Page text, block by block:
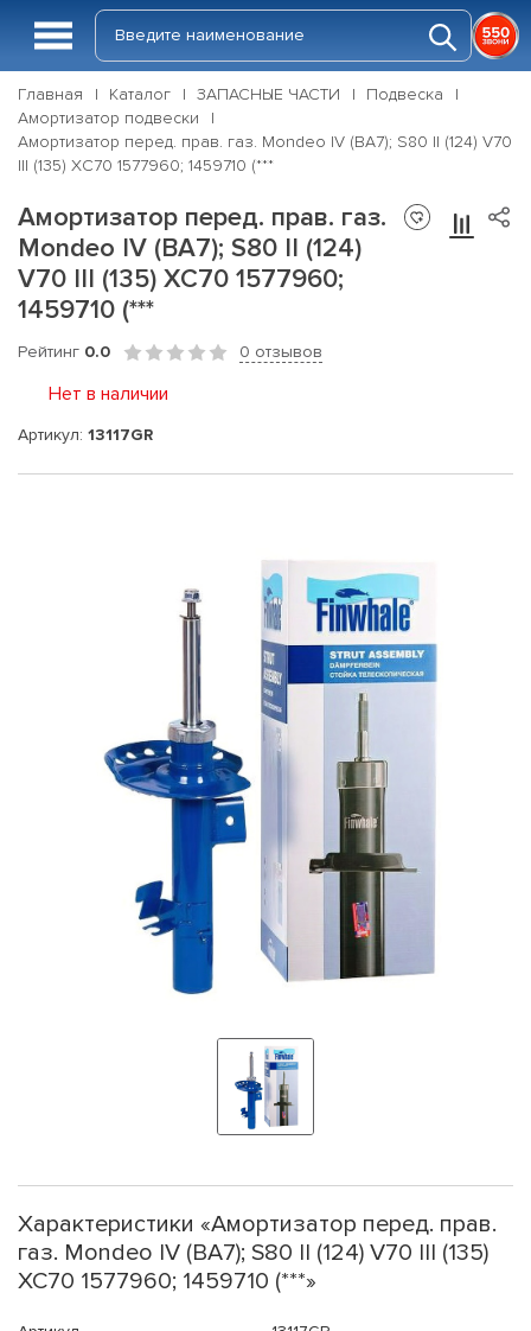
Главная Каталог ЗАПАСНЫЕ ЧАСТИ
Подвеска
Амортизатор подвески
Амортизатор перед. прав. газ. Mondeo IV (BA7); S80 II (124) V70
III (135) XC70 1577960; 1459710 (***
Амортизатор перед. прав. газ.
Mondeo IV (BA7); S80 II (124)
V70 III (135) XC70 1577960;
1459710 (***
Рейтинг 0.0 0 отзывов
Нет в наличии
Артикул: 13117GR
Характеристики «Амортизатор перед. прав.
газ. Mondeo IV (BA7); S80 II (124) V70 III (135)
XC70 1577960; 1459710 (***»